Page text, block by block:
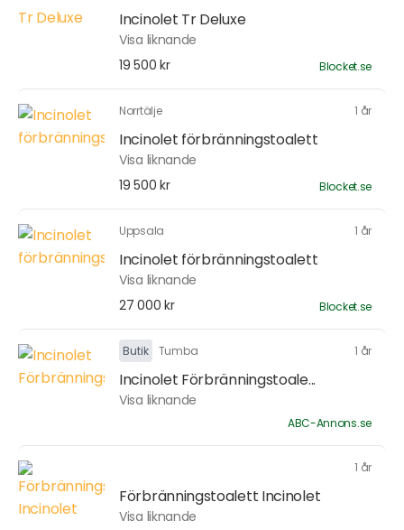
Incinolet Tr Deluxe
Visa liknande
19 500 kr
Blocket.se
Norrtälje 1 år
Incinolet förbränningstoalett
Visa liknande
19 500 kr
Blocket.se
Uppsala 1 år
Incinolet förbränningstoalett
Visa liknande
27 000 kr
Blocket.se
Butik Tumba 1 år
Incinolet Förbränningstoale...
Visa liknande
ABC-Annons.se
1 år
Förbränningstoalett Incinolet
Visa liknande